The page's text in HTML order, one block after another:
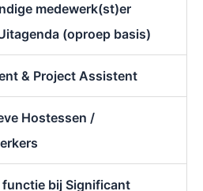
medewerk(st)er
(oproep basis)
& Project Assistent
Hostessen /
functie bij Significant